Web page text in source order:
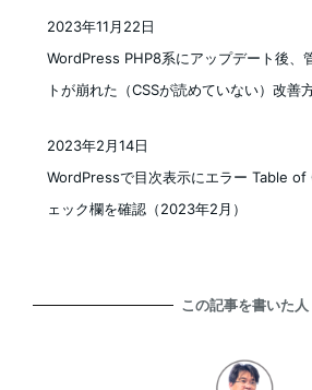
WordPress PHP8系にアップデート後、
トが崩れた（CSSが読めていない）改善
2023年11月22日
WordPressで目次表示にエラー Table
ェック欄を確認（2023年2月）
2023年2月14日
この記事を書いた人